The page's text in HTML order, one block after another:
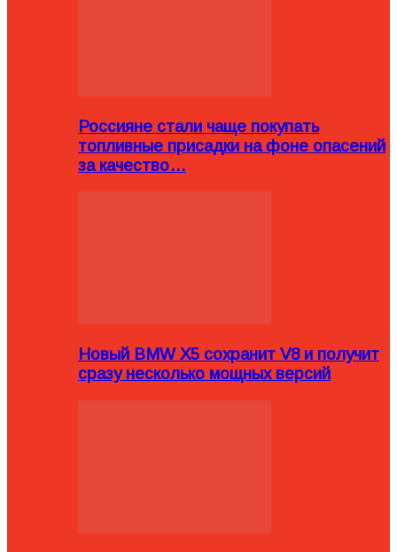
Россияне стали чаще покупать
топливные присадки на фоне опасений
за качество…
Новый BMW X5 сохранит V8 и получит
сразу несколько мощных версий